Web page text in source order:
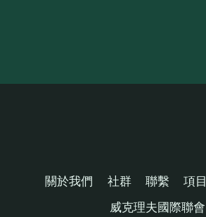
關於我們 社群 聯繫 項目
威克理夫國際聯會